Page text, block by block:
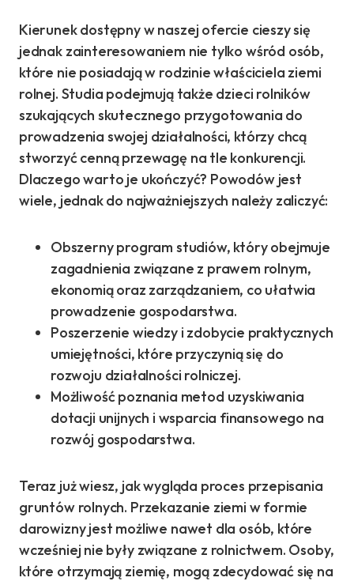
Kierunek dostępny w naszej ofercie cieszy się
jednak zainteresowaniem nie tylko wśród osób,
które nie posiadają w rodzinie właściciela ziemi
rolnej. Studia podejmują także dzieci rolników
szukających skutecznego przygotowania do
prowadzenia swojej działalności, którzy chcą
stworzyć cenną przewagę na tle konkurencji.
Dlaczego warto je ukończyć? Powodów jest
wiele, jednak do najważniejszych należy zaliczyć:
Obszerny program studiów, który obejmuje
zagadnienia związane z prawem rolnym,
ekonomią oraz zarządzaniem, co ułatwia
prowadzenie gospodarstwa.
Poszerzenie wiedzy i zdobycie praktycznych
umiejętności, które przyczynią się do
rozwoju działalności rolniczej.
Możliwość poznania metod uzyskiwania
dotacji unijnych i wsparcia finansowego na
rozwój gospodarstwa.
Teraz już wiesz, jak wygląda proces przepisania
gruntów rolnych. Przekazanie ziemi w formie
darowizny jest możliwe nawet dla osób, które
wcześniej nie były związane z rolnictwem. Osoby,
które otrzymają ziemię, mogą zdecydować się na